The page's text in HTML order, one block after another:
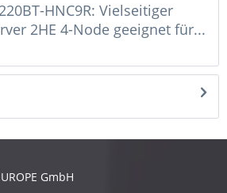
HNC9R: Vielseitiger
2HE 4-Node geeignet für...
GmbH